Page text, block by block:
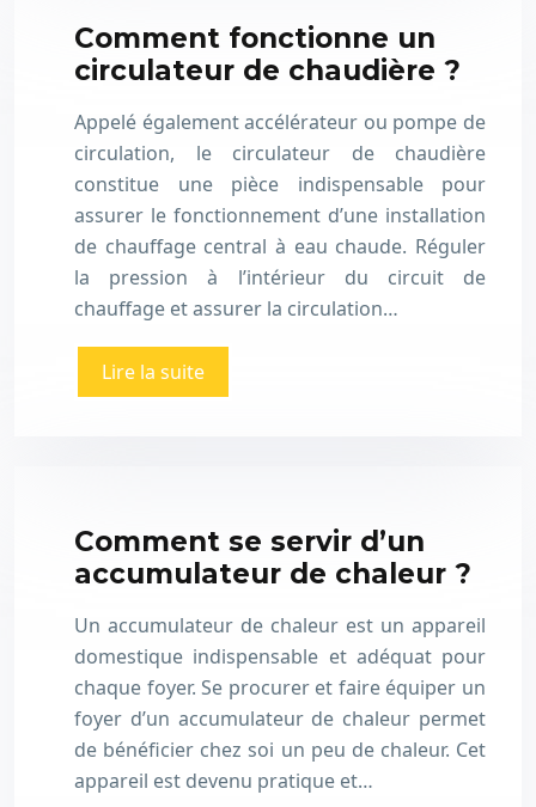
Comment fonctionne un
circulateur de chaudière ?
Appelé également accélérateur ou pompe de
circulation, le circulateur de chaudière
constitue une pièce indispensable pour
assurer le fonctionnement d’une installation
de chauffage central à eau chaude. Réguler
la pression à l’intérieur du circuit de
chauffage et assurer la circulation…
Lire la suite
Comment se servir d’un
accumulateur de chaleur ?
Un accumulateur de chaleur est un appareil
domestique indispensable et adéquat pour
chaque foyer. Se procurer et faire équiper un
foyer d’un accumulateur de chaleur permet
de bénéficier chez soi un peu de chaleur. Cet
appareil est devenu pratique et…